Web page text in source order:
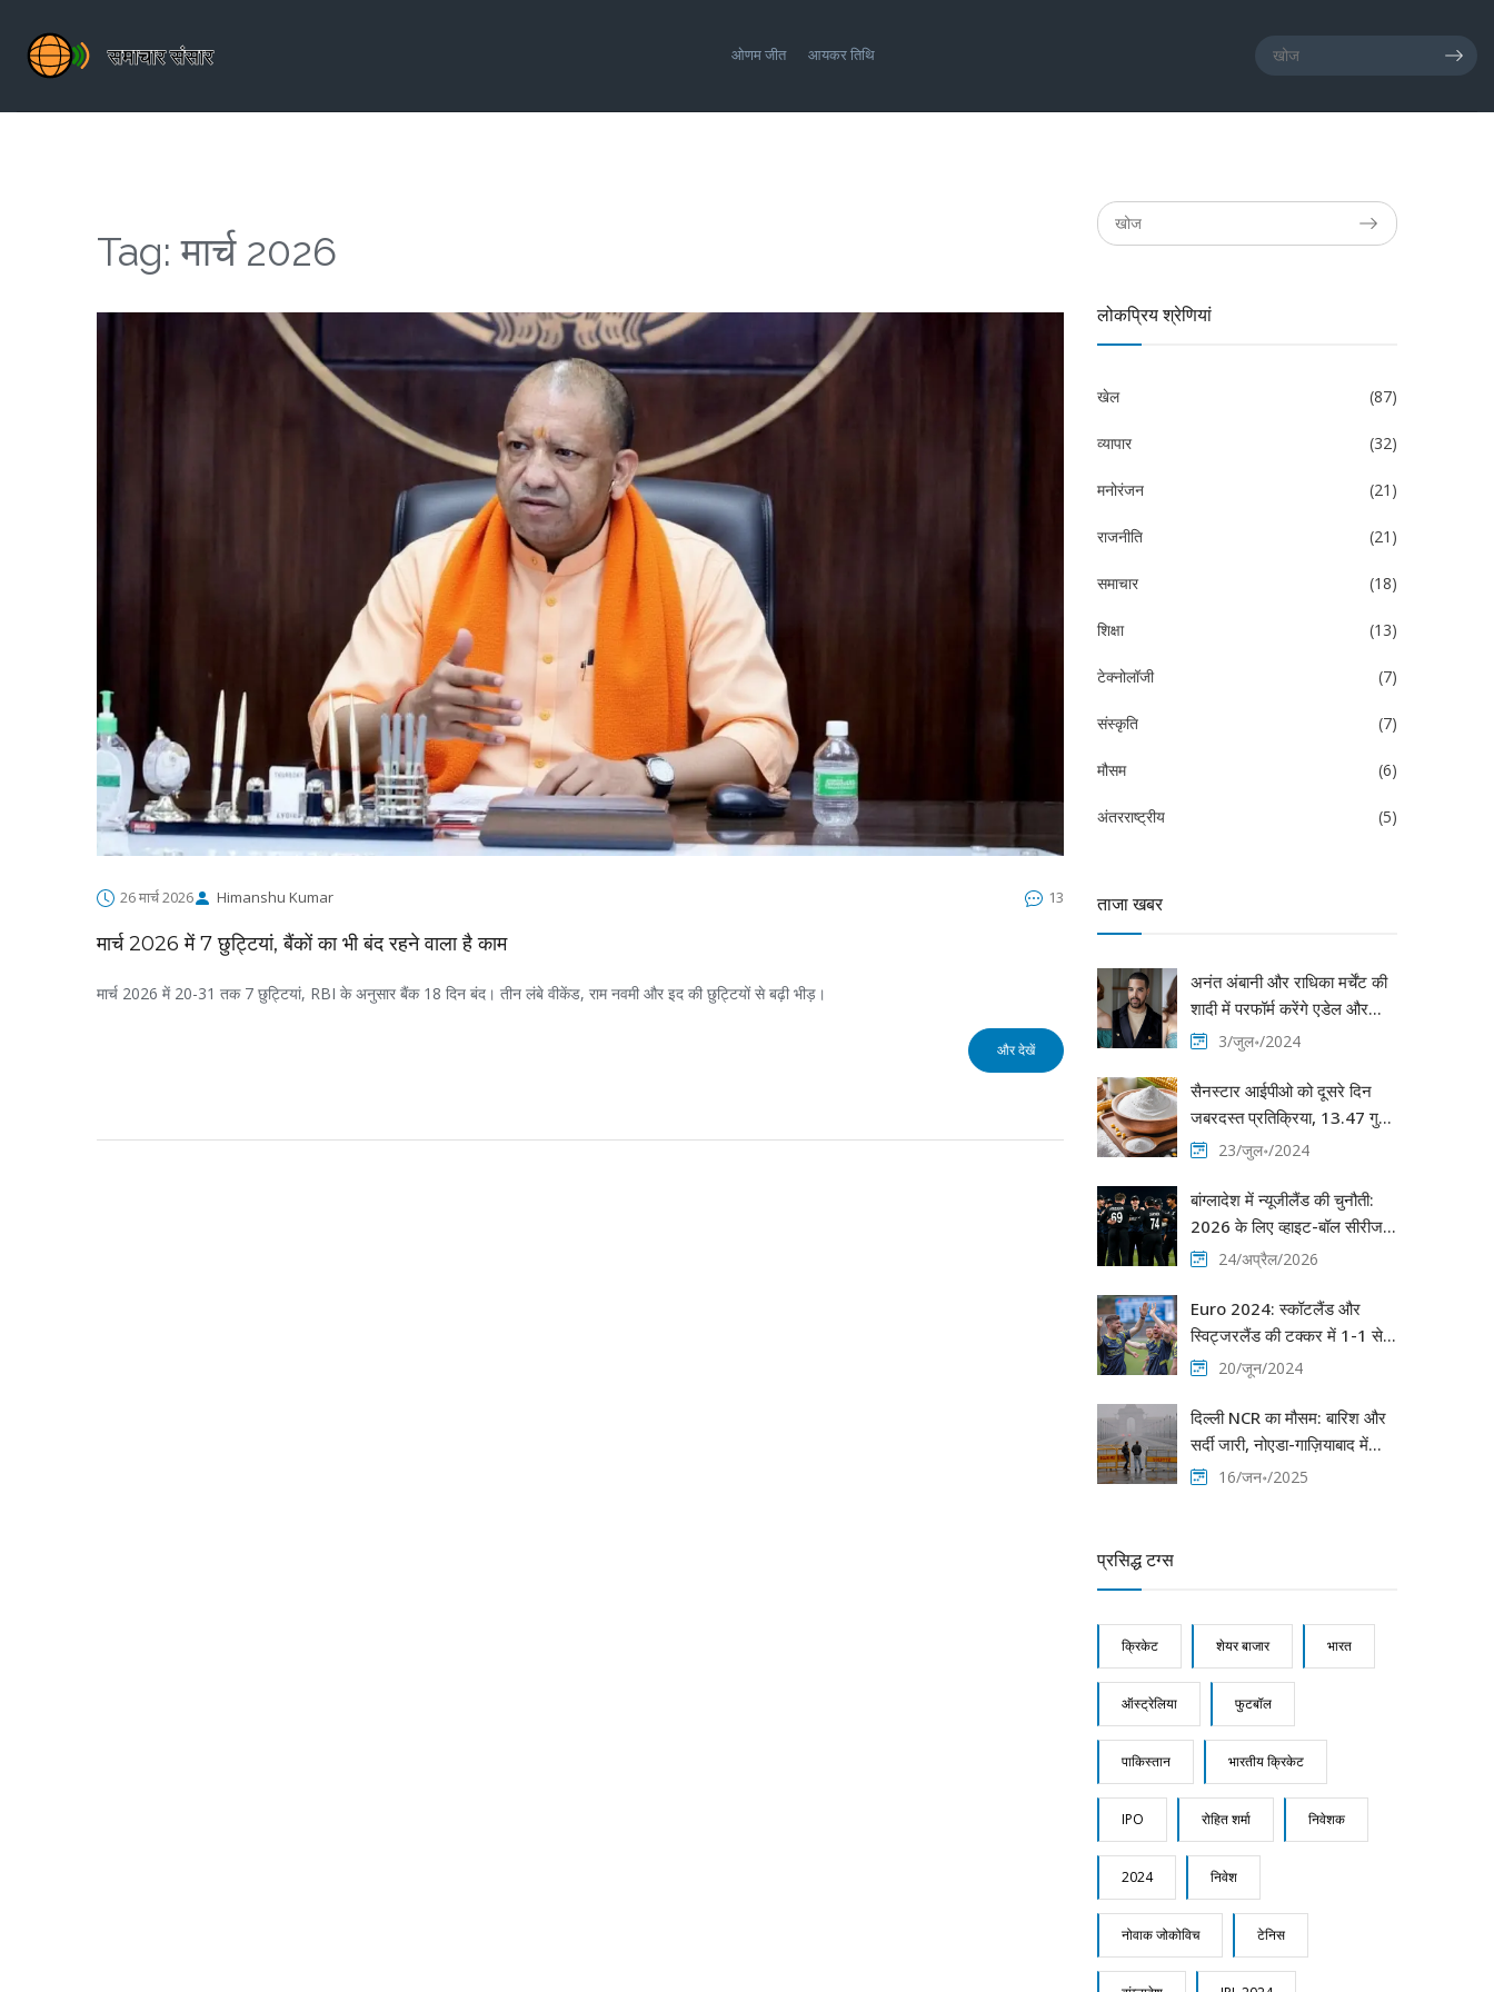
ओणम जीत आयकर तिथि
Tag: मार्च 2026
26 मार्च 2026 Himanshu Kumar 13
मार्च 2026 में 7 छुट्टियां, बैंकों का भी बंद रहने वाला है काम
मार्च 2026 में 20-31 तक 7 छुट्टियां, RBI के अनुसार बैंक 18 दिन बंद। तीन लंबे वीकेंड, राम नवमी और इद की छुट्टियों से बढ़ी भीड़।
और देखें
लोकप्रिय श्रेणियां
खेल (87)
व्यापार (32)
मनोरंजन (21)
राजनीति (21)
समाचार (18)
शिक्षा (13)
टेक्नोलॉजी (7)
संस्कृति (7)
मौसम (6)
अंतरराष्ट्रीय (5)
ताजा खबर
अनंत अंबानी और राधिका मर्चेंट की
शादी में परफॉर्म करेंगे एडेल और
ड्रेक3/जुल॰/2024
सैनस्टार आईपीओ को दूसरे दिन
जबरदस्त प्रतिक्रिया, 13.47 गुना
सब्सक्राइब हुआ
23/जुल॰/2024
बांग्लादेश में न्यूजीलैंड की चुनौती:
2026 के लिए व्हाइट-बॉल सीरीज
का ऐलान24/अप्रैल/2026
Euro 2024: स्कॉटलैंड और
स्विट्जरलैंड की टक्कर में 1-1 से
ड्रॉ, स्कॉटलैंड की उम्मीदें बरकरार
20/जून/2024
दिल्ली NCR का मौसम: बारिश और
सर्दी जारी, नोएडा-गाज़ियाबाद में
AQI चिन्ता का कारण
16/जन॰/2025
प्रसिद्ध टग्स
क्रिकेट शेयर बाजार भारत
ऑस्ट्रेलिया फुटबॉल
पाकिस्तान भारतीय क्रिकेट
IPO रोहित शर्मा निवेशक
2024 निवेश
नोवाक जोकोविच टेनिस